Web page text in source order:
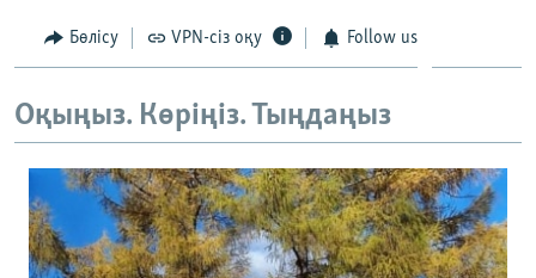
Бөлісу VPN-сіз оқу Follow us
Оқыңыз. Көріңіз. Тыңдаңыз